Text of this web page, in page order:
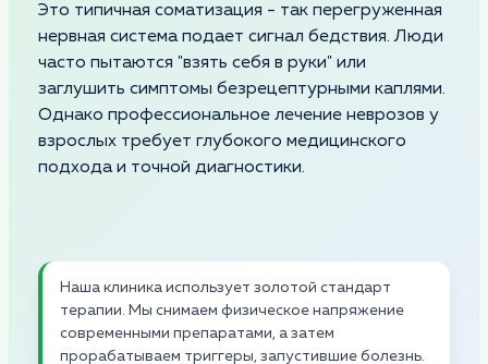
Это типичная соматизация - так перегруженная
нервная система подает сигнал бедствия. Люди
часто пытаются "взять себя в руки" или
заглушить симптомы безрецептурными каплями.
Однако профессиональное лечение неврозов у
взрослых требует глубокого медицинского
подхода и точной диагностики.
Наша клиника использует золотой стандарт
терапии. Мы снимаем физическое напряжение
современными препаратами, а затем
прорабатываем триггеры, запустившие болезнь.